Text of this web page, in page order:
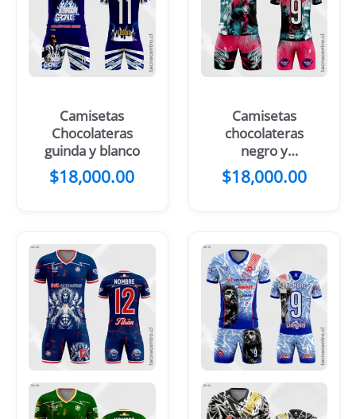
Camisetas
Chocolateras
guinda y blanco
$18,000.00
Camisetas
chocolateras
negro y
amarillo
$18,000.00